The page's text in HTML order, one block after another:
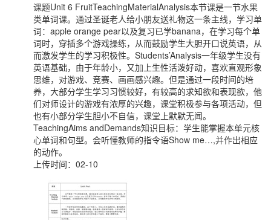
课题Unit 6 FruitTeachingMaterialAnalysis本节课是一节水果
类单词课。通过圣诞老人给小朋友送礼物这一条主线，学习单
词：apple orange pear以及复习已学banana，在学习每个单
词时，穿插多个游戏操练，从而鼓励学生大胆开口说英语，从
而激发学生的学习积极性。Students’Analysis一年级学生没有
英语基础，由于年龄小，又加上生性活泼好动，喜欢直观形象
思维，对游戏、竞赛、画画感兴趣。但是通过一段时间的培
养，大部分学生学习习惯较好，有较高的求知欲和表现欲，他
们对师设计的游戏有浓厚的兴趣，课堂积极参与各项活动，但
也有小部分学生胆小不自信，课堂上默默无闻。
TeachingAims andDemands知识目标：学生能掌握本单元核
心单词和句型。会听懂教师的指令语Show me…,并作出相应
的动作。
上传时间：02-10